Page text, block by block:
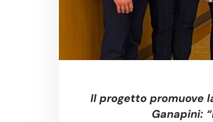
Il progetto promuove
Ganapini: